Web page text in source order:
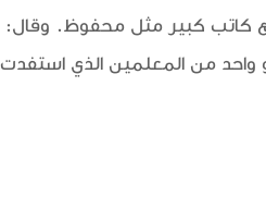
كاتب كبير مثل محفوظ. وقال:
من المعلمين الذي استفدت